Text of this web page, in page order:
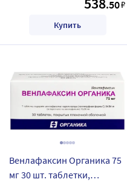
.50₽
Купить
Венлафаксин Органика 75
мг 30 шт. таблетки,